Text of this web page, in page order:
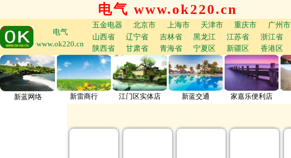
电气 www.ok220.cn
电气
www.ok220.cn
五金电器 北京市 上海市 天津市 重庆市 广州市
山西省
辽宁省 吉林省 黑龙江 江苏省 浙江省
陕西省
甘肃省 青海省 宁夏区 新疆区 香港区
新蓝网络 新雷商行 江门区实体店 新蓝交通 家嘉乐便利店